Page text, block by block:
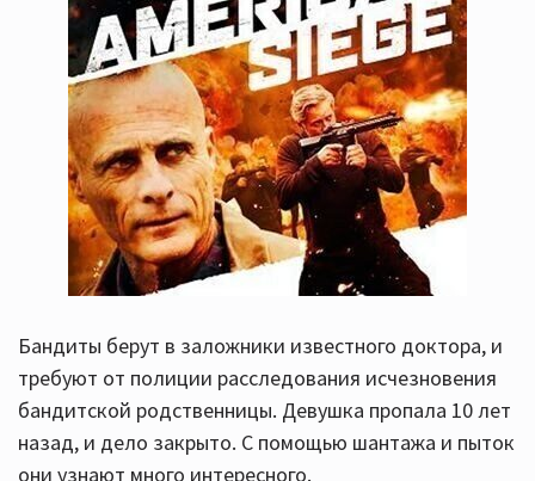
Бандиты берут в заложники известного доктора, и
требуют от полиции расследования исчезновения
бандитской родственницы. Девушка пропала 10 лет
назад, и дело закрыто. С помощью шантажа и пыток
они узнают много интересного.